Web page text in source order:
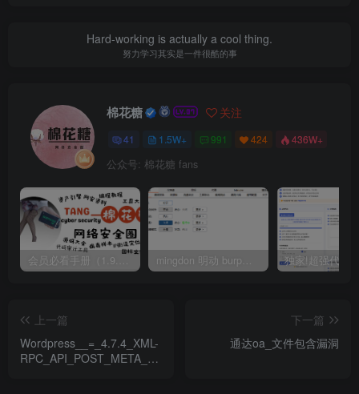
Hard-working is actually a cool thing.
努力学习其实是一件很酷的事
棉花糖 关注
41 1.5W+ 991 424 436W+
公众号: 棉花糖 fans
会员必看手册（1.9.0版本 26.4.5更新） mingdon 明动 burp插件0.2.6版本 本地时间校验去除版
上一篇
Wordpress__=_4.7.4_XML-
RPC_API_POST_META_未
下一篇
通达oa_文件包含漏洞